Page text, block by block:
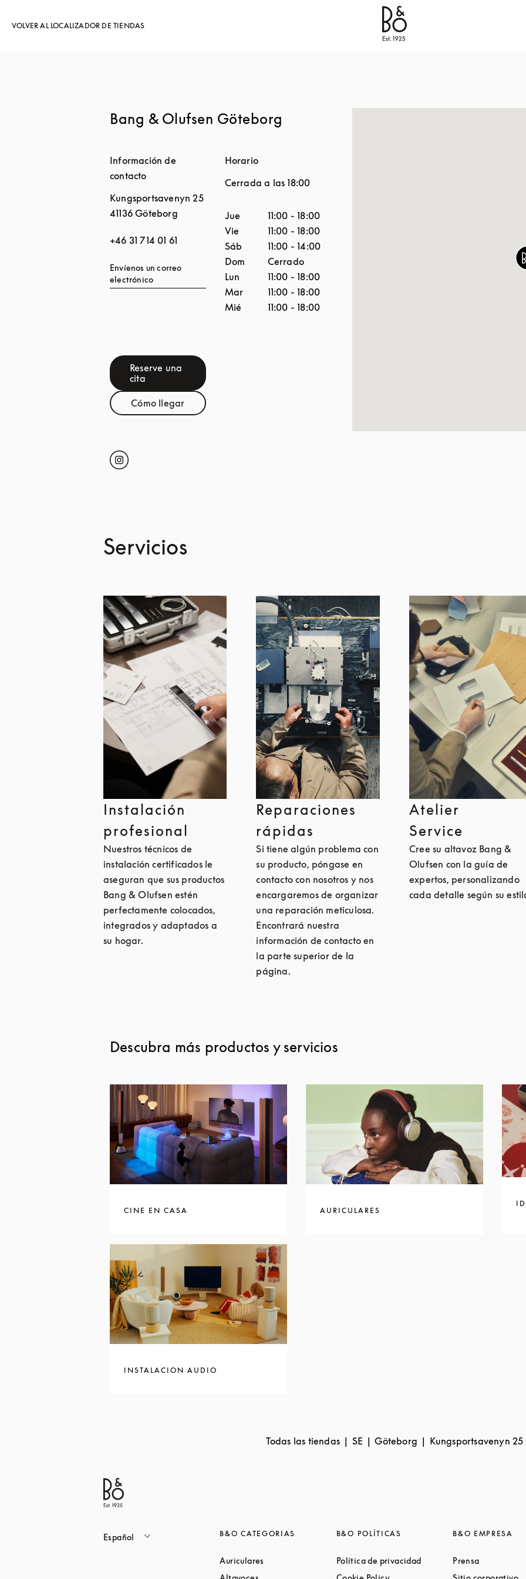
VOLVER AL LOCALIZADOR DE TIENDAS
Bang & Olufsen - Exist to create
Bang & Olufsen Göteborg
Información de
contacto
Kungsportsavenyn 25
41136 Göteborg
+46 31 714 01 61
Envíenos un correo
electrónico
Reserve una
cita
Link Opens in New Tab
Cómo llegarLink Opens in New Tab
Click to open Instagram
Link Opens in New Tab
Horario
Cerrada a las 18:00
Día de la semanaHorario
Jue 11:00 - 18:00
Vie
11:00 - 18:00
Sáb
11:00 - 14:00
Dom
Cerrado
Lun
11:00 - 18:00
Mar
11:00 - 18:00
Mié
11:00 - 18:00
Servicios
Instalación
profesional
Nuestros técnicos de
instalación certificados le
aseguran que sus productos
Bang & Olufsen estén
perfectamente colocados,
integrados y adaptados a
su hogar.
Reparaciones
rápidas
Si tiene algún problema con
su producto, póngase en
contacto con nosotros y nos
encargaremos de organizar
una reparación meticulosa.
Encontrará nuestra
información de contacto en
la parte superior de la
página.
Atelier
Service
Cree su altavoz Bang &
Olufsen con la guía de
expertos, personalizando
cada detalle según su
Descubra más productos y servicios
CINE EN CASA AURICULARES
INSTALACION AUDIO
Todas las tiendas SE Göteborg Kungsportsavenyn 25
Español B&O CATEGORIAS
Auriculares Link Opens in New Tab
Link Opens in New Tab
B&O POLÍTICAS
Política de privacidadLink Opens in New Tab
Link Opens in New Tab
B&O EMPRESA
PrensaLink Opens